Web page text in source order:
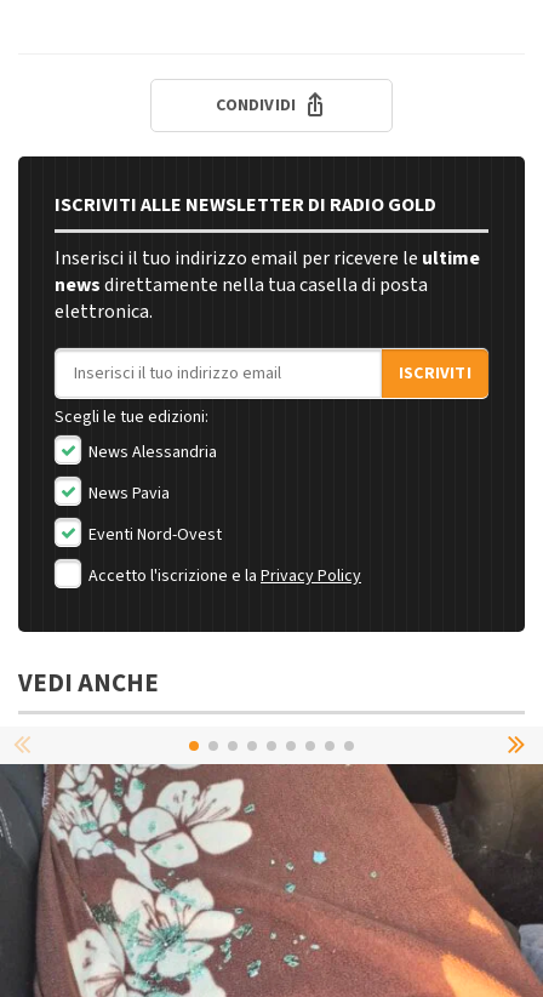
CONDIVIDI
ISCRIVITI ALLE NEWSLETTER DI RADIO GOLD
Inserisci il tuo indirizzo email per ricevere le ultime
newsdirettamente nella tua casella di posta
elettronica.
Indirizzo email
ISCRIVITI
Scegli le tue edizioni:
News Alessandria
News Pavia
Eventi Nord-Ovest
Accetto l'iscrizione e la Privacy Policy
VEDI ANCHE